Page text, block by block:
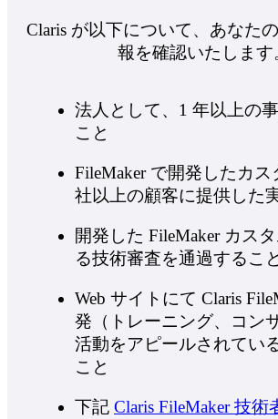
Claris が以下について、あなた
報を確認いたします
法人として、1 年以上の
こと
FileMaker で開発したカス
社以上の顧客に提供した
開発した FileMaker カス
る技術審査を通過すること
Web サイトにて Claris
発（トレーニング、コン
活動をアピールされてい
こと
下記 Claris FileMaker 技術